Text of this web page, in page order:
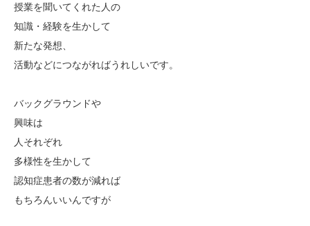
授業を聞いてくれた人の
知識・経験を生かして
新たな発想、
活動などにつながればうれしいです。
バックグラウンドや
興味は
人それぞれ
多様性を生かして
認知症患者の数が減れば
もちろんいいんですが